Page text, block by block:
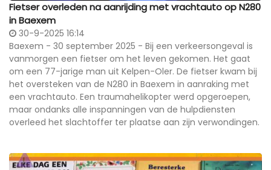
Fietser overleden na aanrijding met vrachtauto op N280
in Baexem
30-9-2025 16:14
Baexem - 30 september 2025 - Bij een verkeersongeval is
vanmorgen een fietser om het leven gekomen. Het gaat
om een 77-jarige man uit Kelpen-Oler. De fietser kwam bij
het oversteken van de N280 in Baexem in aanraking met
een vrachtauto. Een traumahelikopter werd opgeroepen,
maar ondanks alle inspanningen van de hulpdiensten
overleed het slachtoffer ter plaatse aan zijn verwondingen.